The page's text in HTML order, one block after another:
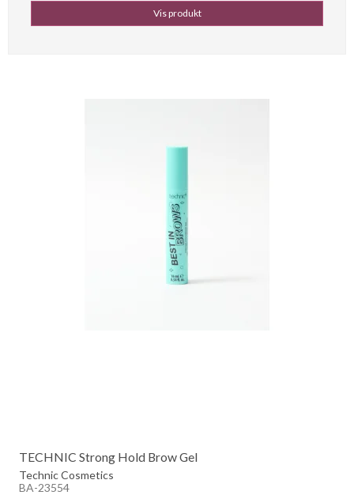
Vis produkt
TECHNIC Strong Hold Brow Gel
Technic Cosmetics
BA-23554